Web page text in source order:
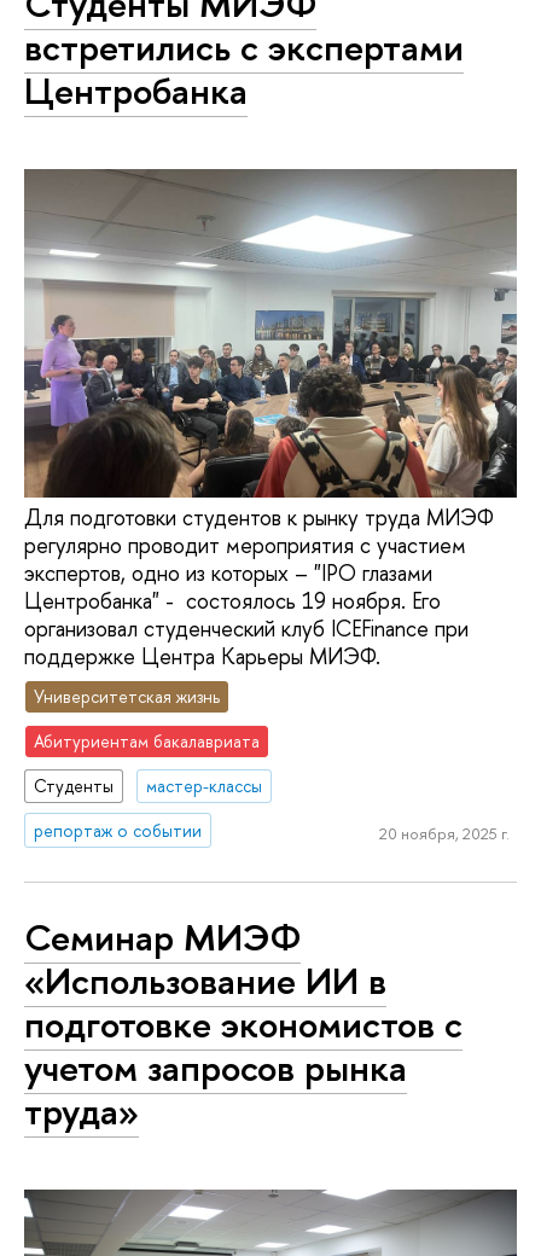
встретились с экспертами
Центробанка
Для подготовки студентов к рынку труда МИЭФ
регулярно проводит мероприятия с участием
экспертов, одно из которых – "IPO глазами
Центробанка" - состоялось 19 ноября. Его
организовал студенческий клуб ICEFinance при
поддержке Центра Карьеры МИЭФ.
Университетская жизнь
Абитуриентам бакалавриата
Студенты
мастер-классы
репортаж о событии
20 ноября, 2025 г.
Семинар МИЭФ
«Использование ИИ в
подготовке экономистов с
учетом запросов рынка
труда»